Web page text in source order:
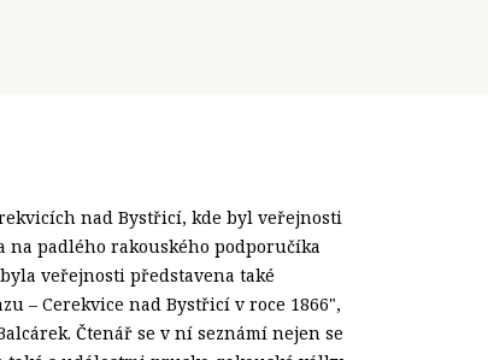
nad Bystřicí, kde byl veřejnosti
na padlého rakouského podporučíka
veřejnosti představena také
– Cerekvice nad Bystřicí v roce 1866",
Čtenář se v ní seznámí nejen se